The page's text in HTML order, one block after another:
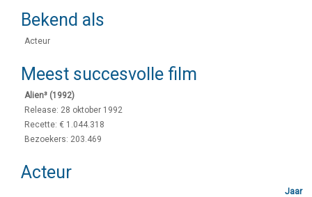
Bekend als
Acteur
Meest succesvolle film
Alien³ (1992)
Release: 28 oktober 1992
Recette: € 1.044.318
Bezoekers: 203.469
Acteur
Jaar